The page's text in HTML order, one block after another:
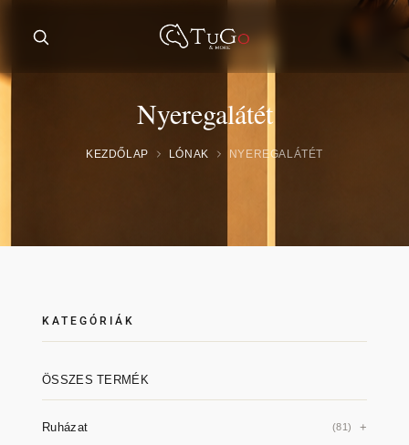
Nyeregalátét
KEZDŐLAP LÓNAK NYEREGALÁTÉT
KATEGÓRIÁK
ÖSSZES TERMÉK
Ruházat (81)